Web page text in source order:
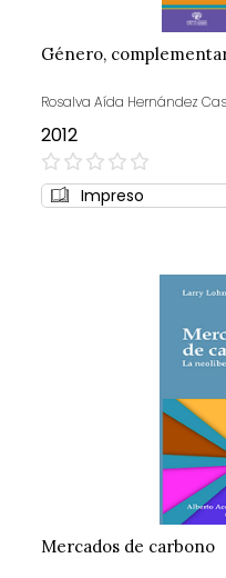
Género,
Rosalva Aída Hernández
2012
0%
Impreso
Mercados de carbono